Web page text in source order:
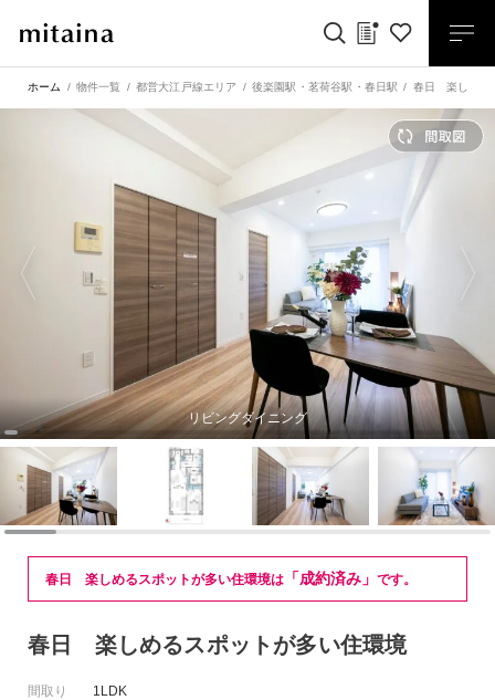
ホーム 物件一覧 都営大江戸線エリア 後楽園駅 ・ 茗荷谷駅 ・ 春日駅 春日 楽しめる
リビングダイニング
春日 楽しめるスポットが多い住環境は 「成約済み」 です。
春日 楽しめるスポットが多い住環境
間取り
1LDK